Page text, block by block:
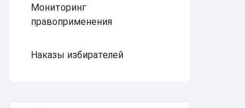
Мониторинг
правоприменения
Наказы избирателей